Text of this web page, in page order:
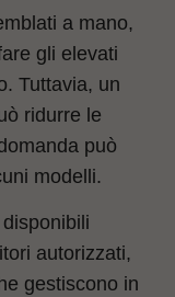
a mano,
gli elevati
Tuttavia, un
ridurre le
può
modelli.
autorizzati,
gestiscono in